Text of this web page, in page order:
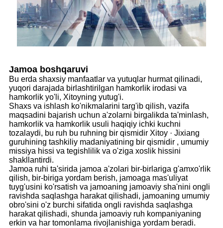
Jamoa boshqaruvi
Bu erda shaxsiy manfaatlar va yutuqlar hurmat qilinadi,
yuqori darajada birlashtirilgan hamkorlik irodasi va
hamkorlik yo'li, Xitoyning yutug'i.
Shaxs va ishlash ko'nikmalarini targ'ib qilish, vazifa
maqsadini bajarish uchun a'zolarni birgalikda ta'minlash,
hamkorlik va hamkorlik usuli haqiqiy ichki kuchni
tozalaydi, bu ruh bu ruhning bir qismidir Xitoy · Jixiang
guruhining tashkiliy madaniyatining bir qismidir , umumiy
missiya hissi va tegishlilik va o'ziga xoslik hissini
shakllantirdi.
Jamoa ruhi ta'sirida jamoa a'zolari bir-birlariga g'amxo'rlik
qilish, bir-biriga yordam berish, jamoaga mas'uliyat
tuyg'usini ko'rsatish va jamoaning jamoaviy sha'nini ongli
ravishda saqlashga harakat qilishadi, jamoaning umumiy
obro'sini o'z burchi sifatida ongli ravishda saqlashga
harakat qilishadi, shunda jamoaviy ruh kompaniyaning
erkin va har tomonlama rivojlanishiga yordam beradi.